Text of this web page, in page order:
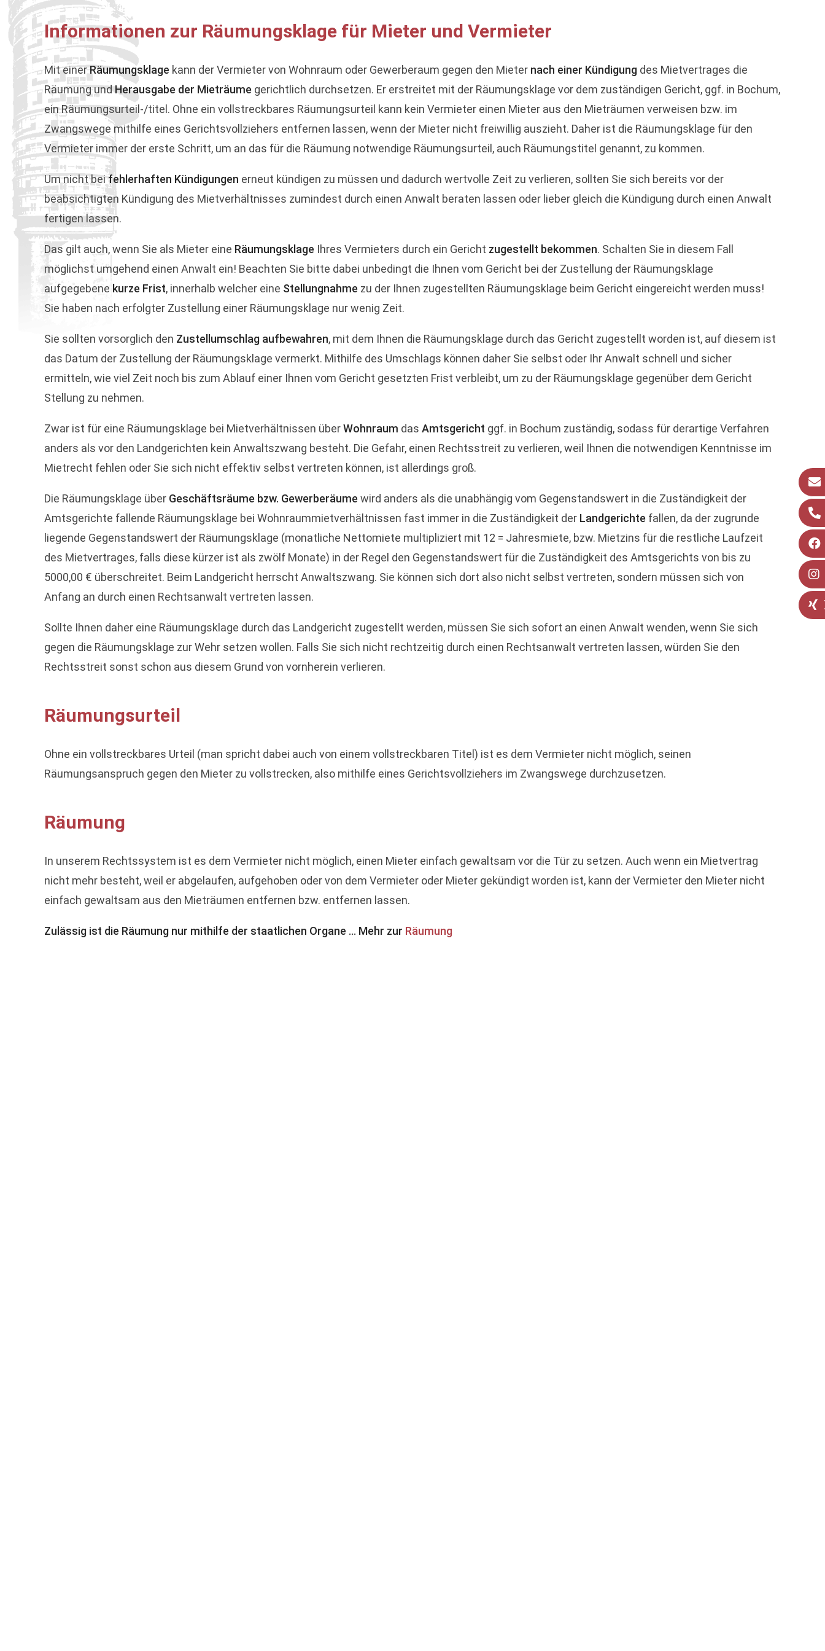
Informationen zur Räumungsklage für Mieter und Vermieter
Mit einerRäumungsklage kann der Vermieter von Wohnraum oder Gewerberaum gegen den Mieter nach einer Kündigung des Mietvertrages die
Räumung undHerausgabe der Mieträume gerichtlich durchsetzen. Er erstreitet mit der Räumungsklage vor dem zuständigen Gericht, ggf. in Bochum,
ein Räumungsurteil-/titel. Ohne ein vollstreckbares Räumungsurteil kann kein Vermieter einen Mieter aus den Mieträumen verweisen bzw. im
Zwangswege mithilfe eines Gerichtsvollziehers entfernen lassen, wenn der Mieter nicht freiwillig auszieht. Daher ist die Räumungsklage für den
Vermieter immer der erste Schritt, um an das für die Räumung notwendige Räumungsurteil, auch Räumungstitel genannt, zu kommen.
Um nicht beifehlerhaften Kündigungen erneut kündigen zu müssen und dadurch wertvolle Zeit zu verlieren, sollten Sie sich bereits vor der
beabsichtigten Kündigung des Mietverhältnisses zumindest durch einen Anwalt beraten lassen oder lieber gleich die Kündigung durch einen Anwalt
fertigen lassen.
Das gilt auch, wenn Sie als Mieter eine Räumungsklage Ihres Vermieters durch ein Gericht zugestellt bekommen. Schalten Sie in diesem Fall
möglichst umgehend einen Anwalt ein! Beachten Sie bitte dabei unbedingt die Ihnen vom Gericht bei der Zustellung der Räumungsklage
aufgegebene kurze Frist, innerhalb welcher eine Stellungnahme zu der Ihnen zugestellten Räumungsklage beim Gericht eingereicht werden muss!
Sie haben nach erfolgter Zustellung einer Räumungsklage nur wenig Zeit.
Sie sollten vorsorglich den Zustellumschlag aufbewahren, mit dem Ihnen die Räumungsklage durch das Gericht zugestellt worden ist, auf diesem ist
das Datum der Zustellung der Räumungsklage vermerkt. Mithilfe des Umschlags können daher Sie selbst oder Ihr Anwalt schnell und sicher
ermitteln, wie viel Zeit noch bis zum Ablauf einer Ihnen vom Gericht gesetzten Frist verbleibt, um zu der Räumungsklage gegenüber dem Gericht
Stellung zu nehmen.
Zwar ist für eine Räumungsklage bei Mietverhältnissen überWohnraum das Amtsgericht ggf. in Bochum zuständig, sodass für derartige Verfahren
anders als vor den Landgerichten kein Anwaltszwang besteht. Die Gefahr, einen Rechtsstreit zu verlieren, weil Ihnen die notwendigen Kenntnisse im
Mietrecht fehlen oder Sie sich nicht effektiv selbst vertreten können, ist allerdings groß.
Die Räumungsklage über Geschäftsräume bzw. Gewerberäume wird anders als die unabhängig vom Gegenstandswert in die Zuständigkeit der
Amtsgerichte fallende Räumungsklage bei Wohnraummietverhältnissen fast immer in die Zuständigkeit der Landgerichte fallen, da der zugrunde
liegende Gegenstandswert der Räumungsklage (monatliche Nettomiete multipliziert mit 12 = Jahresmiete, bzw. Mietzins für die restliche Laufzeit
des Mietvertrages, falls diese kürzer ist als zwölf Monate) in der Regel den Gegenstandswert für die Zuständigkeit des Amtsgerichts von bis zu
5000,00 € überschreitet. Beim Landgericht herrscht Anwaltszwang. Sie können sich dort also nicht selbst vertreten, sondern müssen sich von
Anfang an durch einen Rechtsanwalt vertreten lassen.
Sollte Ihnen daher eine Räumungsklage durch das Landgericht zugestellt werden, müssen Sie sich sofort an einen Anwalt wenden, wenn Sie sich
gegen die Räumungsklage zur Wehr setzen wollen. Falls Sie sich nicht rechtzeitig durch einen Rechtsanwalt vertreten lassen, würden Sie den
Rechtsstreit sonst schon aus diesem Grund von vornherein verlieren.
Räumungsurteil
Ohne ein vollstreckbares Urteil (man spricht dabei auch von einem vollstreckbaren Titel) ist es dem Vermieter nicht möglich, seinen
Räumungsanspruch gegen den Mieter zu vollstrecken, also mithilfe eines Gerichtsvollziehers im Zwangswege durchzusetzen.
Räumung
In unserem Rechtssystem ist es dem Vermieter nicht möglich, einen Mieter einfach gewaltsam vor die Tür zu setzen. Auch wenn ein Mietvertrag
nicht mehr besteht, weil er abgelaufen, aufgehoben oder von dem Vermieter oder Mieter gekündigt worden ist, kann der Vermieter den Mieter nicht
einfach gewaltsam aus den Mieträumen entfernen bzw. entfernen lassen.
Zulässig ist die Räumung nur mithilfe der staatlichen Organe ... Mehr zur Räumung